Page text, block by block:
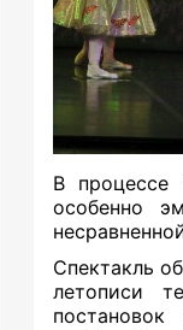
В процессе
особенно
Спектакль
летописи
постановок